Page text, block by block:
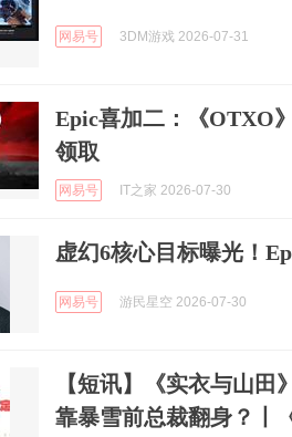
网易号 3DM游戏 2026-07-31
Epic喜加二：《OTXO
领取
网易号 IT之家 2026-07-30
虚幻6核心目标曝光！
网易号 游民星空 2026-07-30
【短讯】《实衣与山
靠暴雪前总裁翻身？丨